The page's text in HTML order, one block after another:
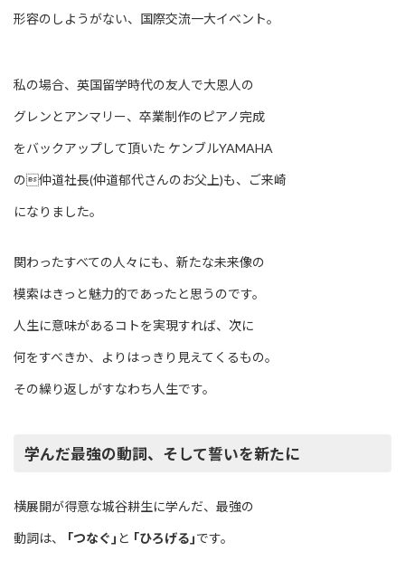
形容のしようがない、国際交流一大イベント。
私の場合、英国留学時代の友人で大恩人の
グレンとアンマリー、卒業制作のピアノ完成
をバックアップして頂いた ケンブルYAMAHA
の仲道社長(仲道郁代さんのお父上)も、ご来崎
になりました。
関わったすべての人々にも、新たな未来像の
模索はきっと魅力的であったと思うのです。
人生に意味があるコトを実現すれば、次に
何をすべきか、よりはっきり見えてくるもの。
その繰り返しがすなわち人生です。
学んだ最強の動詞、そして誓いを新たに
横展開が得意な城谷耕生に学んだ、最強の
動詞は、 ｢つなぐ｣ と ｢ひろげる｣です。